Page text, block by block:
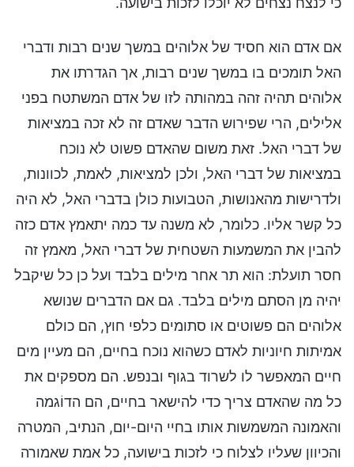
אם אדם הוא חסיד של אלוהים במשך שנים רבות ודברי
האל תומכים בו במשך שנים רבות, אך הגדרתו את
אלוהים תהיה זהה במהותה לזו של אדם המשתטח בפני
אלילים, הרי שפירוש הדבר שאדם זה לא זכה במציאות
של דברי האל. זאת משום שהאדם פשוט לא נוכח
במציאות של דברי האל, ולכן למציאות, לאמת, לכוונות,
ולדרישות מהאנושות, הטבועות כולן בדברי האל, לא היה
כל קשר אליו. כלומר, לא משנה עד כמה יתאמץ אדם כזה
להבין את המשמעות השטחית של דברי האל, מאמץ זה
חסר תועלת: הוא תר אחר מילים בלבד ועל כן כל שיקבל
יהיה מן הסתם מילים בלבד. גם אם הדברים שנושא
אלוהים הם פשוטים או סתומים כלפי חוץ, הם כולם
אמיתות חיוניות לאדם כשהוא נוכח בחיים, הם מעיין מים
חיים המאפשר לו לשרוד בגוף ובנפש. הם מספקים את
כל מה שהאדם צריך כדי להישאר בחיים, הם הדוֹגמה
והאמונה המשמשות אותו בחיי היום-יום, הנתיב, המטרה
והכיוון שעליו לצלוח כי לזכות בישועה, כל אמת שאמורה